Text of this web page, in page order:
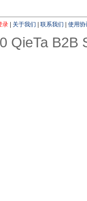
录| 关于我们 联系我们 使用协
QieTa B2B